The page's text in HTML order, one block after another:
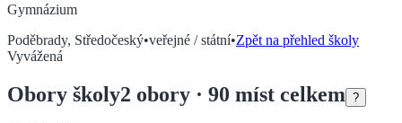
Gymnázium
Poděbrady, Středočeský•veřejné / státní•Zpět na přehled školy
Vyvážená
Obory školy2 obory · 90 míst celkem ?